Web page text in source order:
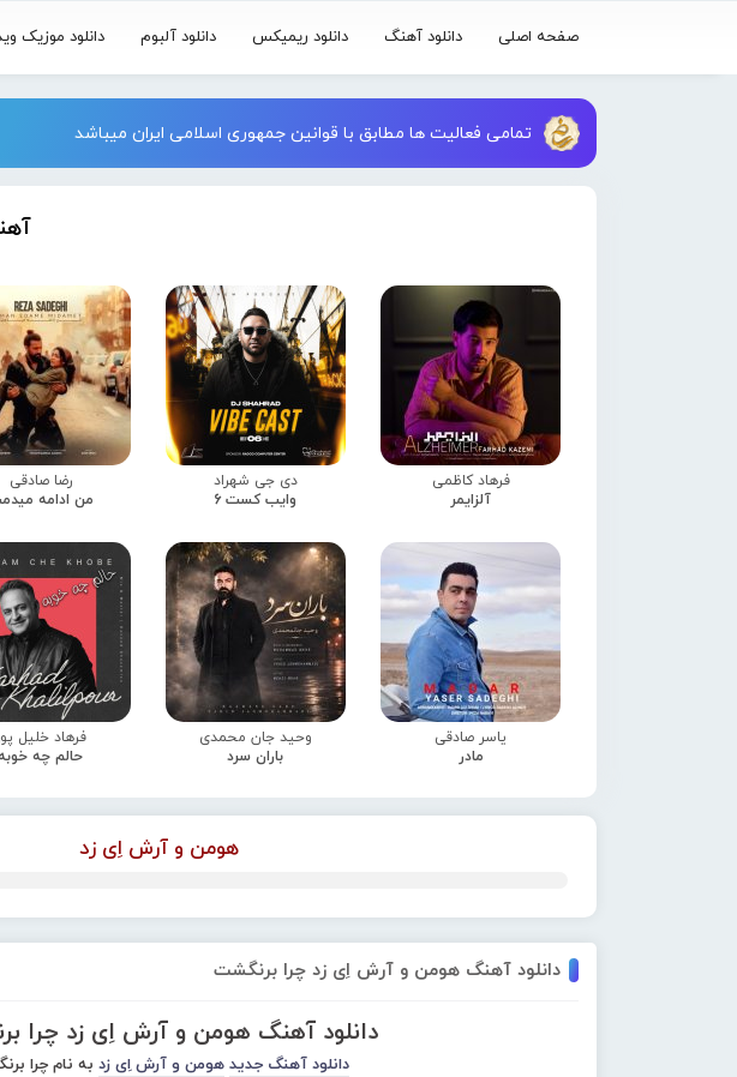
صفحه اصلی دانلود آهنگ دانلود ریمیکس دانلود آلبوم دانلود موزیک
تمامی فعالیت ها مطابق با قوانین جمهوری اسلامی ایران میباشد
فرهاد کاظمی
آلزایمر
دی جی شهراد
وایب کست 6
رضا صادقی
من ادامه
یاسر صادقی
مادر
وحید جان محمدی
باران سرد
فرهاد خلیل
حالم چه
هومن و آرش اِی زد
دانلود آهنگ هومن و آرش اِی زد چرا برنگشت
دانلود آهنگ هومن و آرش اِی زد چرا
دانلود آهنگ جدید هومن و آرش اِی زد به نام چرا